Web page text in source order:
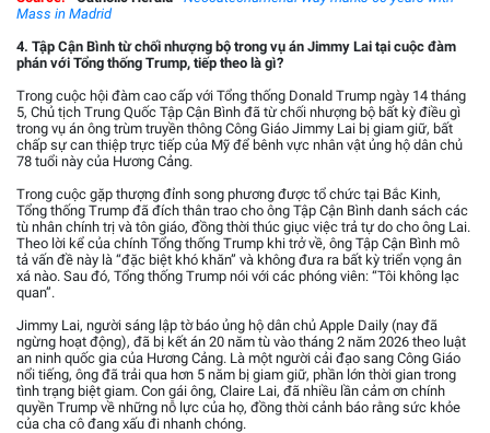
Mass in Madrid
4. Tập Cận Bình từ chối nhượng bộ trong vụ án Jimmy Lai tại cuộc đàm
phán với Tổng thống Trump, tiếp theo là gì?
Trong cuộc hội đàm cao cấp với Tổng thống Donald Trump ngày 14 tháng
5, Chủ tịch Trung Quốc Tập Cận Bình đã từ chối nhượng bộ bất kỳ điều gì
trong vụ án ông trùm truyền thông Công Giáo Jimmy Lai bị giam giữ, bất
chấp sự can thiệp trực tiếp của Mỹ để bênh vực nhân vật ủng hộ dân chủ
78 tuổi này của Hương Cảng.
Trong cuộc gặp thượng đỉnh song phương được tổ chức tại Bắc Kinh,
Tổng thống Trump đã đích thân trao cho ông Tập Cận Bình danh sách các
tù nhân chính trị và tôn giáo, đồng thời thúc giục việc trả tự do cho ông Lai.
Theo lời kể của chính Tổng thống Trump khi trở về, ông Tập Cận Bình mô
tả vấn đề này là “đặc biệt khó khăn” và không đưa ra bất kỳ triển vọng ân
xá nào. Sau đó, Tổng thống Trump nói với các phóng viên: “Tôi không lạc
quan”.
Jimmy Lai, người sáng lập tờ báo ủng hộ dân chủ Apple Daily (nay đã
ngừng hoạt động), đã bị kết án 20 năm tù vào tháng 2 năm 2026 theo luật
an ninh quốc gia của Hương Cảng. Là một người cải đạo sang Công Giáo
nổi tiếng, ông đã trải qua hơn 5 năm bị giam giữ, phần lớn thời gian trong
tình trạng biệt giam. Con gái ông, Claire Lai, đã nhiều lần cảm ơn chính
quyền Trump về những nỗ lực của họ, đồng thời cảnh báo rằng sức khỏe
của cha cô đang xấu đi nhanh chóng.